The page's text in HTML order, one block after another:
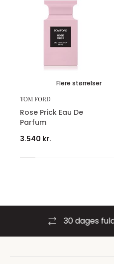
Flere størrelser
TOM FORD
Rose Prick Eau De
Parfum
3.540 kr.
30 dages